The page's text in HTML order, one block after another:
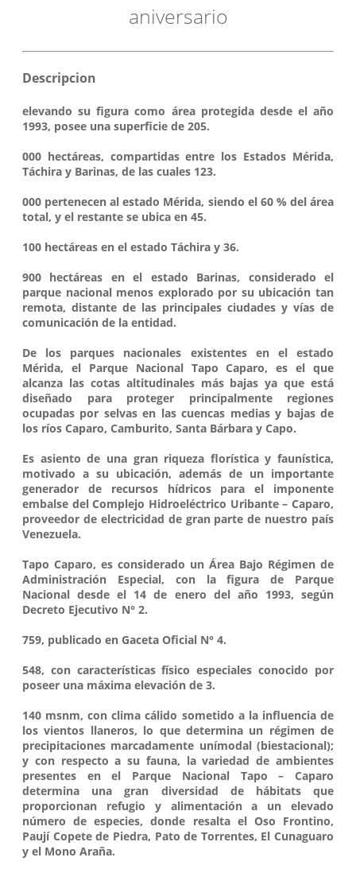
aniversario
Descripcion
elevando su figura como área protegida desde el año
1993, posee una superficie de 205.
000 hectáreas, compartidas entre los Estados Mérida,
Táchira y Barinas, de las cuales 123.
000 pertenecen al estado Mérida, siendo el 60 % del área
total, y el restante se ubica en 45.
100 hectáreas en el estado Táchira y 36.
900 hectáreas en el estado Barinas, considerado el
parque nacional menos explorado por su ubicación tan
remota, distante de las principales ciudades y vías de
comunicación de la entidad.
De los parques nacionales existentes en el estado
Mérida, el Parque Nacional Tapo Caparo, es el que
alcanza las cotas altitudinales más bajas ya que está
diseñado para proteger principalmente regiones
ocupadas por selvas en las cuencas medias y bajas de
los ríos Caparo, Camburito, Santa Bárbara y Capo.
Es asiento de una gran riqueza florística y faunística,
motivado a su ubicación, además de un importante
generador de recursos hídricos para el imponente
embalse del Complejo Hidroeléctrico Uribante – Caparo,
proveedor de electricidad de gran parte de nuestro país
Venezuela.
Tapo Caparo, es considerado un Área Bajo Régimen de
Administración Especial, con la figura de Parque
Nacional desde el 14 de enero del año 1993, según
Decreto Ejecutivo N° 2.
759, publicado en Gaceta Oficial N° 4.
548, con características físico especiales conocido por
poseer una máxima elevación de 3.
140 msnm, con clima cálido sometido a la influencia de
los vientos llaneros, lo que determina un régimen de
precipitaciones marcadamente unímodal (biestacional);
y con respecto a su fauna, la variedad de ambientes
presentes en el Parque Nacional Tapo – Caparo
determina una gran diversidad de hábitats que
proporcionan refugio y alimentación a un elevado
número de especies, donde resalta el Oso Frontino,
Paují Copete de Piedra, Pato de Torrentes, El Cunaguaro
y el Mono Araña.